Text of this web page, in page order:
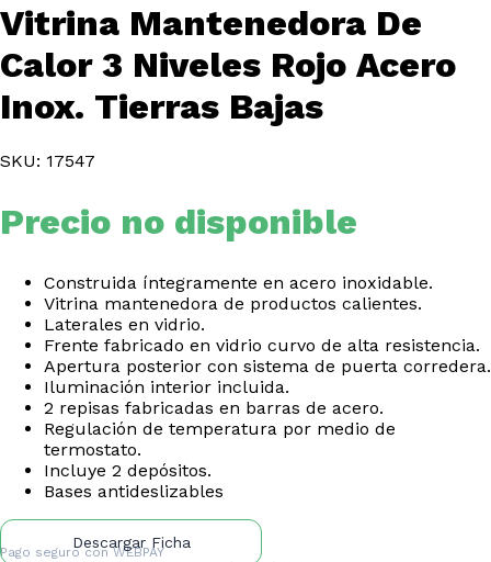
Vitrina Mantenedora De
Calor 3 Niveles Rojo Acero
Inox. Tierras Bajas
SKU: 17547
Precio no disponible
Construida íntegramente en acero inoxidable.
Vitrina mantenedora de productos calientes.
Laterales en vidrio.
Frente fabricado en vidrio curvo de alta resistencia.
Apertura posterior con sistema de puerta corredera.
Iluminación interior incluida.
2 repisas fabricadas en barras de acero.
Regulación de temperatura por medio de
termostato.
Incluye 2 depósitos.
Bases antideslizables
Descargar Ficha
Pago seguro conWEBPAY